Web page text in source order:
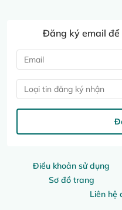
Điều khoản sử dụng
Sơ đồ trang
Liên hệ
Đăng ký email để
Loại tin đăng ký nhận